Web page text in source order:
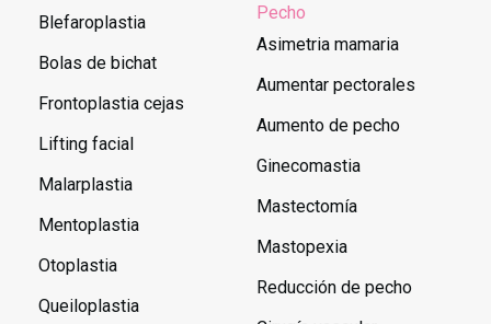
Blefaroplastia
Bolas de bichat
Frontoplastia cejas
Lifting facial
Malarplastia
Mentoplastia
Otoplastia
Queiloplastia
Pecho
Asimetria mamaria
Aumentar pectorales
Aumento de pecho
Ginecomastia
Mastectomía
Mastopexia
Reducción de pecho